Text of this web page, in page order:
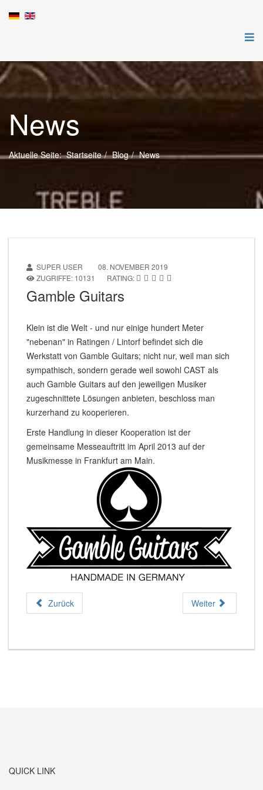
News
Aktuelle Seite:Startseite Blog News
SUPER USER
08. NOVEMBER 2019
ZUGRIFFE: 10131
RATING:
Gamble Guitars
Klein ist die Welt - und nur einige hundert Meter
"nebenan" in Ratingen / Lintorf befindet sich die
Werkstatt von Gamble Guitars; nicht nur, weil man sich
sympathisch, sondern gerade weil sowohl CAST als
auch Gamble Guitars auf den jeweiligen Musiker
zugeschnittete Lösungen anbieten, beschloss man
kurzerhand zu kooperieren.
Erste Handlung in dieser Kooperation ist der
gemeinsame Messeauftritt im April 2013 auf der
Musikmesse in Frankfurt am Main.
Zurück Weiter
QUICK LINK